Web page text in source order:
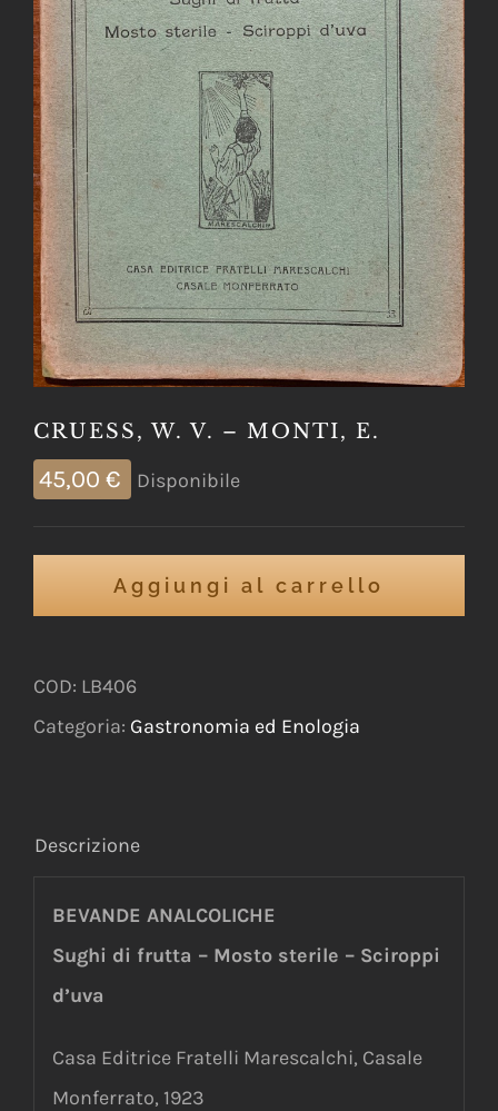
CRUESS, W. V. – MONTI, E.
45,00 € Disponibile
Aggiungi al carrello
COD: LB406
Categoria: Gastronomia ed Enologia
Descrizione
BEVANDE ANALCOLICHE
Sughi di frutta – Mosto sterile – Sciroppi
d’uva
Casa Editrice Fratelli Marescalchi, Casale
Monferrato, 1923